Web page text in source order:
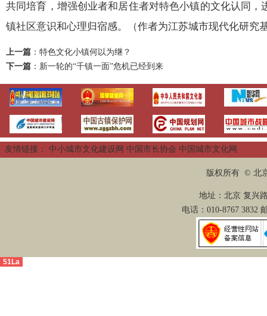
共同培育，增强创业者和居住者对特色小镇的文化认同，
镇社区意识和心理归宿感。（作者为江苏城市现代化研究
上一篇 ： 特色文化小镇何以为继？
下一篇 ： 新一轮的“千镇一面”危机已经到来
友情链接： 中小城市文化建设网 中国市长协会 中国城市文化网
版权所有 © 北
地址：北京 复兴
电话：010-8767 3832
51La